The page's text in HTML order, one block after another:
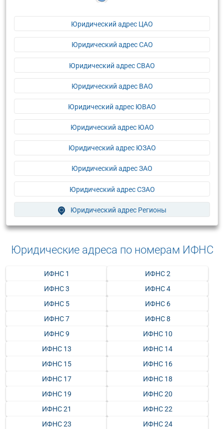
Юридический адрес ЦАО
Юридический адрес САО
Юридический адрес СВАО
Юридический адрес ВАО
Юридический адрес ЮВАО
Юридический адрес ЮАО
Юридический адрес ЮЗАО
Юридический адрес ЗАО
Юридический адрес СЗАО
Юридический адрес Регионы
Юридические адреса по номерам ИФНС
ИФНС 1
ИФНС 2
ИФНС 3
ИФНС 4
ИФНС 5
ИФНС 6
ИФНС 7
ИФНС 8
ИФНС 9
ИФНС 10
ИФНС 13
ИФНС 14
ИФНС 15
ИФНС 16
ИФНС 17
ИФНС 18
ИФНС 19
ИФНС 20
ИФНС 21
ИФНС 22
ИФНС 23
ИФНС 24